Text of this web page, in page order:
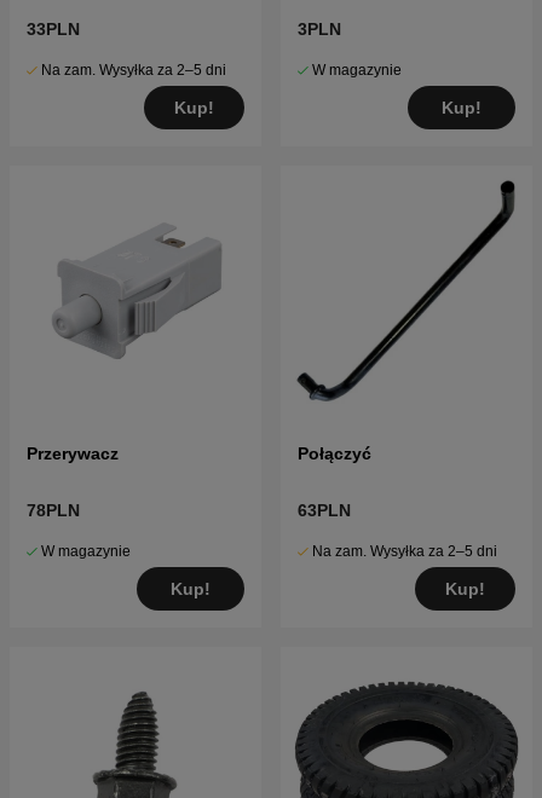
33PLN
Na zam. Wysyłka za 2–5 dni
Kup!
3PLN
W magazynie
Kup!
Przerywacz
78PLN
W magazynie
Kup!
Połączyć
63PLN
Na zam. Wysyłka za 2–5 dni
Kup!